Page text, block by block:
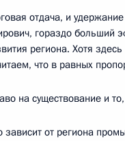
отдача, и
гораздо больший
региона. Хотя здесь
что в равных
на существование и
зависит от региона